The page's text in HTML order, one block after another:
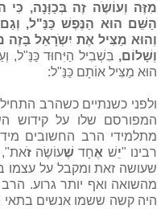
מִזֶּה וְעוֹשֶֹה זֶה בְּכַוָּנָה,
הַשֵּׁם הוּא הַנֶּפֶשׁ כַּנַּ"ל,
וְהוּא מַצִּיל אֶת יִשְֹרָאֵל
וְשָׁלוֹם, בִּשְׁבִיל הַיִּחוּד כַּנַּ"ל,
הוּא מַצִּיל אוֹתָם כַּנַּ"ל:
ולפני כשנתיים כשהרב
המפורסם שלו על קידוש
מתלמידי הרב החשובים
רבינו "יֵשׁ אֶחָדשֶׁעוֹשֶׂה זֹאת",
שעושה זאת ומקבל על עצמו
מהשואה ואף יותר גרוע.
היה קשה ששמו אנשים בתאי